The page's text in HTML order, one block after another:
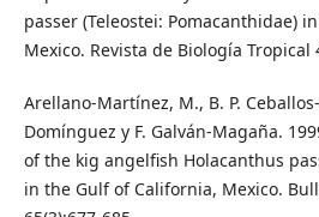
passer (Teleostei: Pomacanthidae)
Mexico. Revista de Biología Tropical
Arellano-Martínez, M., B. P.
Domínguez y F. Galván-Magaña.
of the kig angelfish Holacanthus
in the Gulf of California, Mexico.